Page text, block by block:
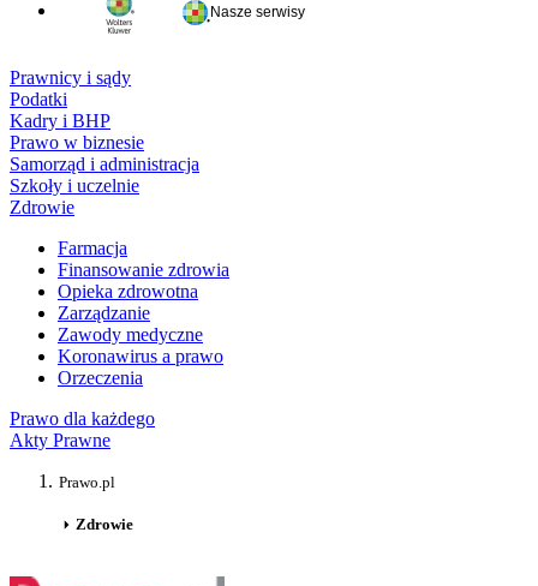
Nasze serwisy
Prawnicy i sądy
Podatki
Kadry i BHP
Prawo w biznesie
Samorząd i administracja
Szkoły i uczelnie
Zdrowie
Farmacja
Finansowanie zdrowia
Opieka zdrowotna
Zarządzanie
Zawody medyczne
Koronawirus a prawo
Orzeczenia
Prawo dla każdego
Akty Prawne
Prawo.pl
Zdrowie